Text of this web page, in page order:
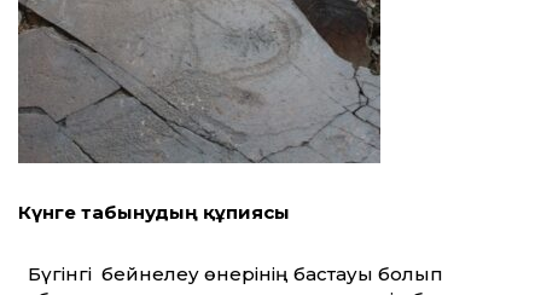
Күнге табынудың құпиясы
Бүгінгі бейнелеу өнерінің бастауы болып